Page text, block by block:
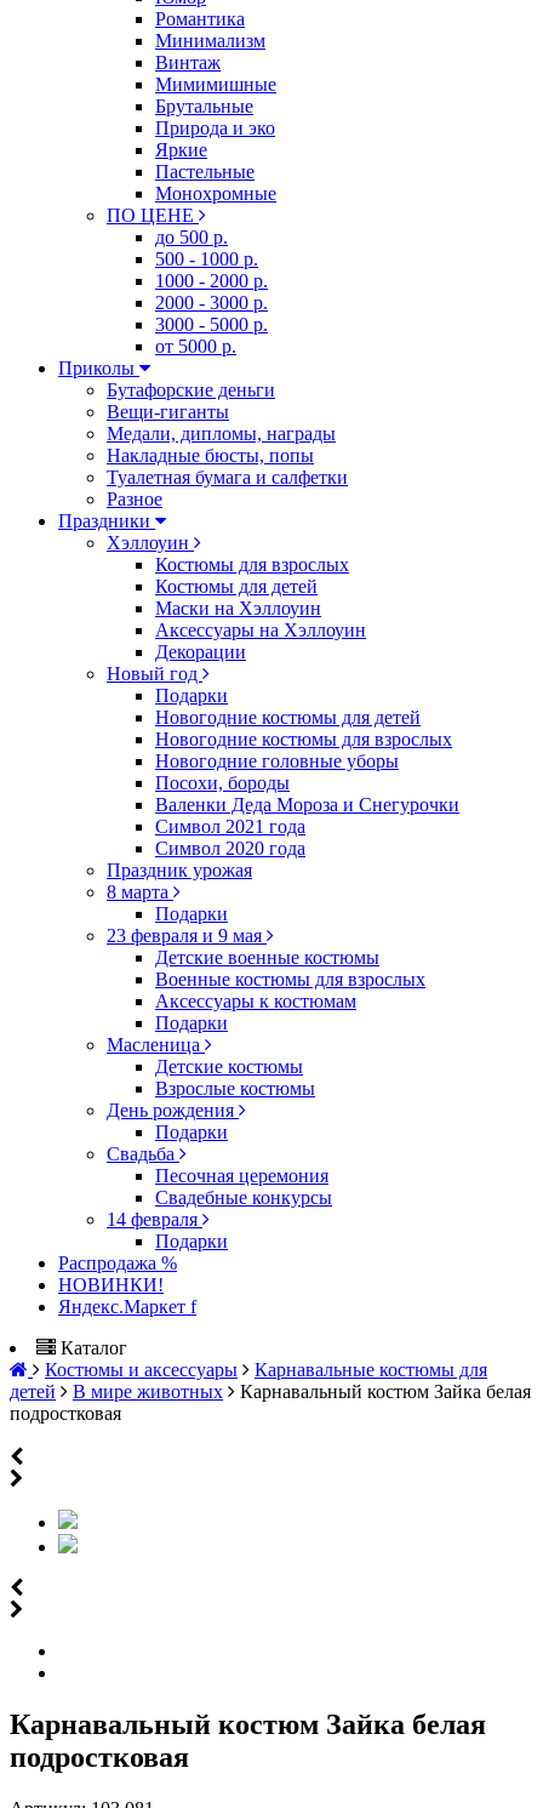
Романтика
Минимализм
Винтаж
Мимимишные
Брутальные
Природа и эко
Яркие
Пастельные
Монохромные
ПО ЦЕНЕ
до 500 р.
500 - 1000 р.
1000 - 2000 р.
2000 - 3000 р.
3000 - 5000 р.
от 5000 р.
Приколы
Бутафорские деньги
Вещи-гиганты
Медали, дипломы, награды
Накладные бюсты, попы
Туалетная бумага и салфетки
Разное
Праздники
Хэллоуин
Костюмы для взрослых
Костюмы для детей
Маски на Хэллоуин
Аксессуары на Хэллоуин
Декорации
Новый год
Подарки
Новогодние костюмы для детей
Новогодние костюмы для взрослых
Новогодние головные уборы
Посохи, бороды
Валенки Деда Мороза и Снегурочки
Символ 2021 года
Символ 2020 года
Праздник урожая
8 марта
Подарки
23 февраля и 9 мая
Детские военные костюмы
Военные костюмы для взрослых
Аксессуары к костюмам
Подарки
Масленица
Детские костюмы
Взрослые костюмы
День рождения
Подарки
Свадьба
Песочная церемония
Свадебные конкурсы
14 февраля
Подарки
Распродажа %
НОВИНКИ!
Яндекс.Маркет f
Каталог
Костюмы и аксессуары
Карнавальные костюмы для
детей
В мире животных
Карнавальный костюм Зайка белая
подростковая
Карнавальный костюм Зайка белая
подростковая